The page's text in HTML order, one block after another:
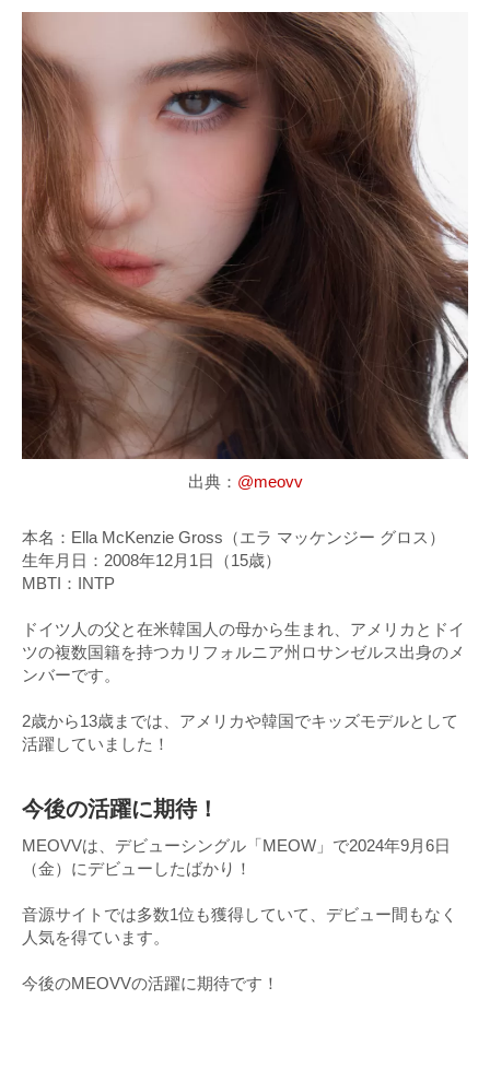
出典： @meovv
本名：Ella McKenzie Gross（エラ マッケンジー グロス）
生年月日：2008年12月1日（15歳）
MBTI：INTP
ドイツ人の父と在米韓国人の母から生まれ、アメリカとドイ
ツの複数国籍を持つカリフォルニア州ロサンゼルス出身のメ
ンバーです。
2歳から13歳までは、アメリカや韓国でキッズモデルとして
活躍していました！
今後の活躍に期待！
MEOVVは、デビューシングル「MEOW」で2024年9月6日
（金）にデビューしたばかり！
音源サイトでは多数1位も獲得していて、デビュー間もなく
人気を得ています。
今後のMEOVVの活躍に期待です！